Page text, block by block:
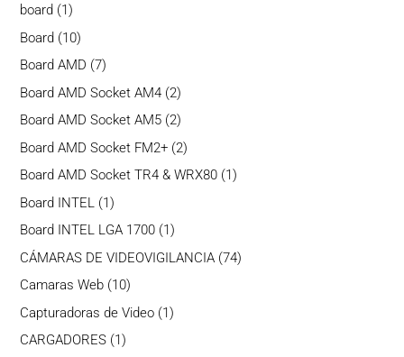
board 1 1
producto
Board 1010
productos
Board AMD 77
productos
Board AMD Socket AM4 22
productos
Board AMD Socket AM5 22
productos
Board AMD Socket FM2+ 22
productos
Board AMD Socket TR4 & WRX80 1 1
Board INTEL 11
producto
Board INTEL LGA 1700 1 1
producto
CÁMARAS DE VIDEOVIGILANCIA 7474
Camaras Web 1010
productos
Capturadoras de Video 11
CARGADORES 1 1